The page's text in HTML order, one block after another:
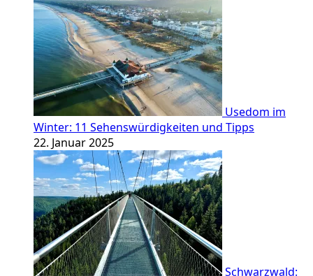
Usedom im
Winter: 11 Sehenswürdigkeiten und Tipps
22. Januar 2025
Schwarzwald: